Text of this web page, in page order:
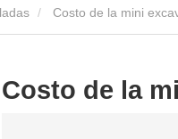
Costo de la mini
Costo de la